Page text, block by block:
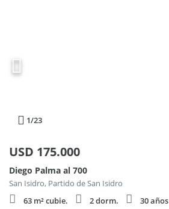
1/23
USD 175.000
Diego Palma al 700
San Isidro, Partido de San Isidro
63 m² cubie.
2 dorm.
30 años